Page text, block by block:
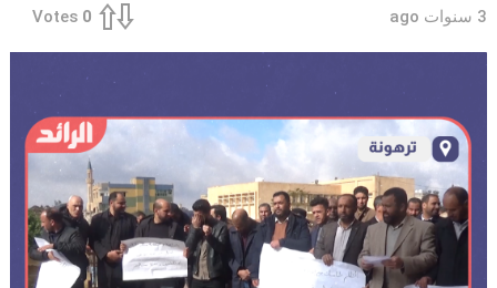
3 سنوات ago 0
Votes